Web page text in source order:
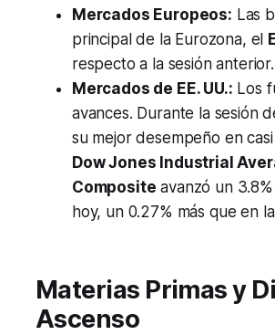
Mercados Europeos: Las
principal de la Eurozona, el
respecto a la sesión anterior.
Mercados de EE. UU.: Los
avances. Durante la sesión
su mejor desempeño en casi
Dow Jones Industrial
Composite avanzó un
hoy, un 0.27% más que en
Materias Primas y
Ascenso